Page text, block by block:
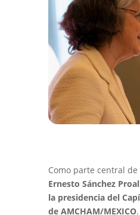
Como parte central de
Ernesto Sánchez
la presidencia del
de AMCHAM/MEXICO